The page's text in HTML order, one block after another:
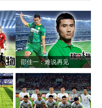
邵佳一：难说再见